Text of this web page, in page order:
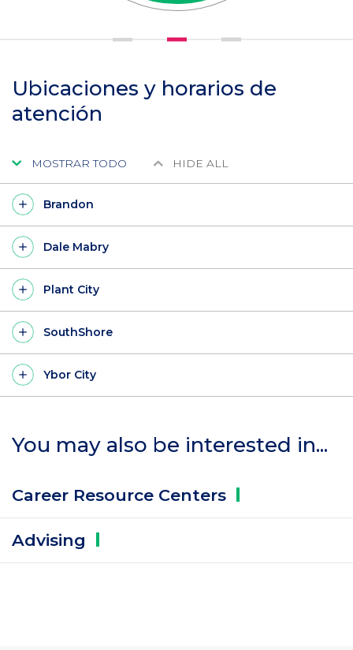
Ubicaciones y horarios de
atención
MOSTRAR TODO HIDE ALL
Brandon
Dale Mabry
Plant City
SouthShore
Ybor City
You may also be interested in...
Career Resource Centers
Advising